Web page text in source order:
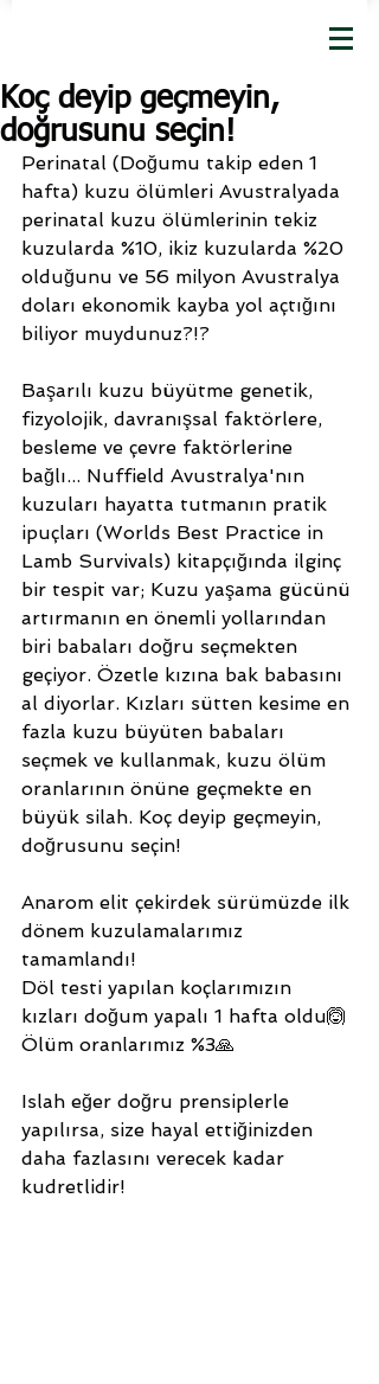
Koç deyip geçmeyin,
doğrusunu seçin!
Perinatal (Doğumu takip eden 1
hafta) kuzu ölümleri Avustralyada
perinatal kuzu ölümlerinin tekiz
kuzularda %10, ikiz kuzularda %20
olduğunu ve 56 milyon Avustralya
doları ekonomik kayba yol açtığını
biliyor muydunuz?!?
Başarılı kuzu büyütme genetik,
fizyolojik, davranışsal faktörlere,
besleme ve çevre faktörlerine
bağlı... Nuffield Avustralya'nın
kuzuları hayatta tutmanın pratik
ipuçları (Worlds Best Practice in
Lamb Survivals) kitapçığında ilginç
bir tespit var; Kuzu yaşama gücünü
artırmanın en önemli yollarından
biri babaları doğru seçmekten
geçiyor. Özetle kızına bak babasını
al diyorlar. Kızları sütten kesime en
fazla kuzu büyüten babaları
seçmek ve kullanmak, kuzu ölüm
oranlarının önüne geçmekte en
büyük silah. Koç deyip geçmeyin,
doğrusunu seçin!
Anarom elit çekirdek sürümüzde ilk
dönem kuzulamalarımız
tamamlandı!
Döl testi yapılan koçlarımızın
kızları doğum yapalı 1 hafta oldu🙆
Ölüm oranlarımız %3🙏
Islah eğer doğru prensiplerle
yapılırsa, size hayal ettiğinizden
daha fazlasını verecek kadar
kudretlidir!